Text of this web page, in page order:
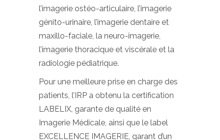
l’imagerie ostéo-articulaire, l’imagerie
génito-urinaire, l’imagerie dentaire et
maxillo-faciale, la neuro-imagerie,
l’imagerie thoracique et viscérale et la
radiologie pédiatrique.
Pour une meilleure prise en charge des
patients, l’IRP a obtenu la certification
LABELIX, garante de qualité en
Imagerie Médicale, ainsi que le label
EXCELLENCE IMAGERIE, garant d’un